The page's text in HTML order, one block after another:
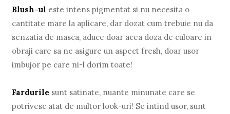
Blush-ul este intens pigmentat si nu necesita o
cantitate mare la aplicare, dar dozat cum trebuie nu da
senzatia de masca, aduce doar acea doza de culoare in
obraji care sa ne asigure un aspect fresh, doar usor
imbujor pe care ni-l dorim toate!
Fardurile sunt satinate, nuante minunate care se
potrivesc atat de multor look-uri! Se intind usor, sunt